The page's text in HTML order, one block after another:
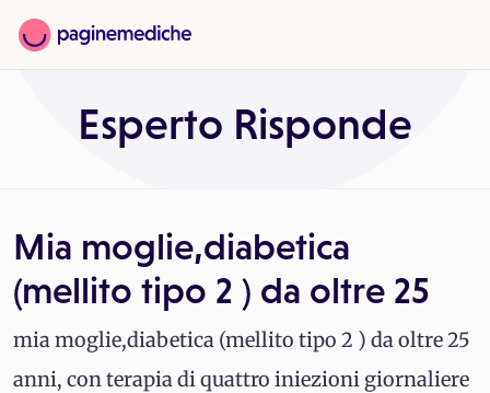
Esperto Risponde
Mia moglie,diabetica
(mellito tipo 2 ) da oltre 25
mia moglie,diabetica (mellito tipo 2 ) da oltre 25
anni, con terapia di quattro iniezioni giornaliere